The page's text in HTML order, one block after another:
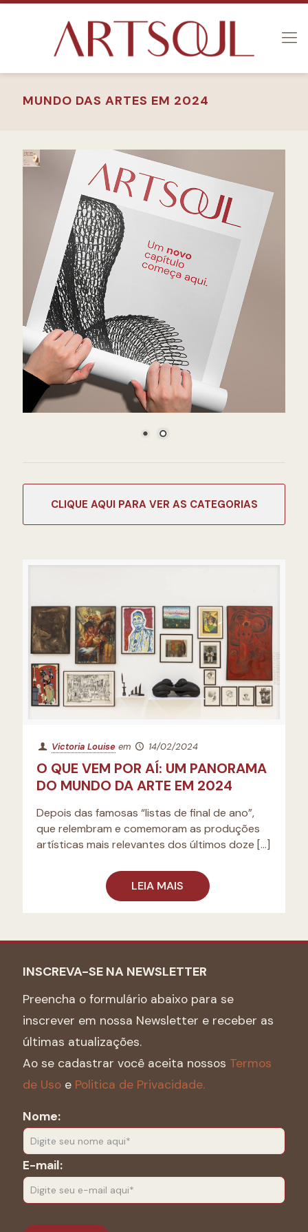
MUNDO DAS ARTES EM 2024
Victoria Louise em 14/02/2024
O QUE VEM POR AÍ: UM PANORAMA
DO MUNDO DA ARTE EM 2024
Depois das famosas “listas de final de ano”,
que relembram e comemoram as produções
artísticas mais relevantes dos últimos doze […]
LEIA MAIS
CATEGORIAS
INSCREVA-SE NA NEWSLETTER
Preencha o formulário abaixo para se
inscrever em nossa Newsletter e receber as
últimas atualizações.
Ao se cadastrar você aceita nossos Termos
de Uso e Politica de Privacidade.
Nome:
E-mail: